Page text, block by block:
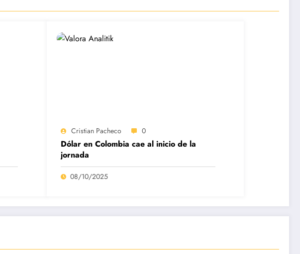
Cristian Pacheco 0
Dólar en Colombia cae al inicio de la
jornada
08/10/2025